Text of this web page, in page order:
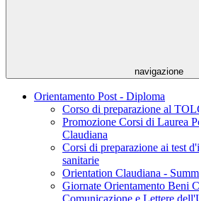
navigazione
Orientamento Post - Diploma
Corso di preparazione al
Promozione Corsi di Laurea
Claudiana
Corsi di preparazione ai test
sanitarie
Orientation Claudiana -
Giornate Orientamento Beni